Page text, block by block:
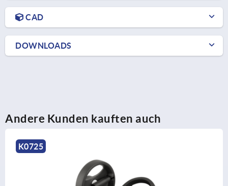
CAD
DOWNLOADS
Andere Kunden kauften auch